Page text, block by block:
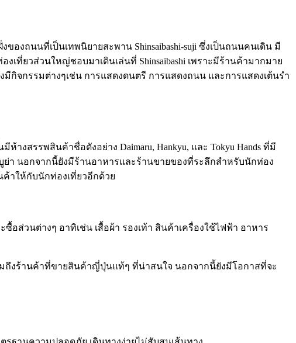
องถนนที่เป็นเทพนิยายสะพาน Shinsaibashi-suji ซึ่งเป็นถนนคนเดิน มี
เที่ยวส่วนใหญ่ชอบมาเดินเล่นที่ Shinsaibashi เพราะมีร้านค้ามากมาย
จกรรมต่างๆเช่น การแสดงดนตรี การแสดงถนน และการแสดงเต้นรำ
สรรพสินค้าชื่อดังอย่าง Daimaru, Hankyu, และ Tokyu Hands ที่มี
า นอกจากนี้ยังมีร้านอาหารและร้านขายของที่ระลึกสำหรับนักท่อง
าให้กับนักท่องเที่ยวอีกด้วย
วนต่างๆ อาทิเช่น เสื้อผ้า รองเท้า สินค้าเครื่องใช้ไฟฟ้า อาหาร
ถึงร้านค้าที่ขายสินค้าญี่ปุ่นแท้ๆ ที่น่าสนใจ นอกจากนี้ยังมีโอกาสที่จะ